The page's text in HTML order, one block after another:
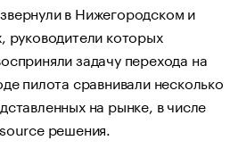
в Нижегородском и
руководители которых
задачу перехода на
пилота сравнивали несколько
на рынке, в числе
решения.